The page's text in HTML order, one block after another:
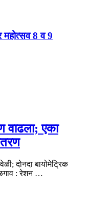
महोत्सव 8 व 9
वाढला; एका
दोनदा बायोमेट्रिक
: रेशन …